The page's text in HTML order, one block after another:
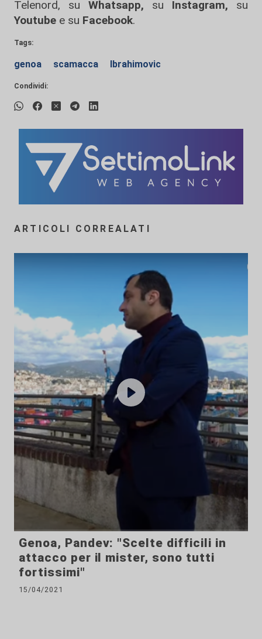
Telenord, su
Whatsapp, su Instagram, su
Youtube e su Facebook.
Tags:
genoa scamacca Ibrahimovic
Condividi:
ARTICOLI CORREALATI
Genoa, Pandev: "Scelte difficili in
attacco per il mister, sono tutti
fortissimi"
15/04/2021